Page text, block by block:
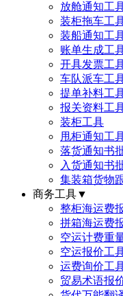
放舱通知工
装柜拖车工
装船通知工
账单生成工
开具发票工
车队派车工
提单补料工
报关资料工
装柜工具
甩柜通知工
落货通知书
入货通知书
集装箱货物
商务工具▼
整柜海运费
拼箱海运费
空运计费重
空运报价工
运费询价工
贸易术语报